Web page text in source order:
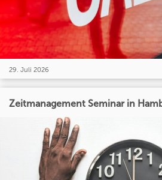
29. Juli 2026
Zeitmanagement Seminar in